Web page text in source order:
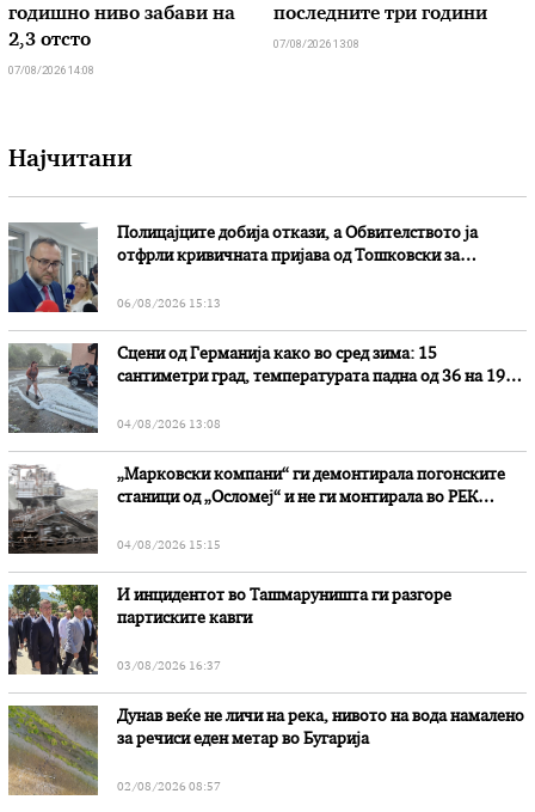
годишно ниво забави на
2,3 отсто
07/08/2026 14:08
последните три години
07/08/2026 13:08
Најчитани
Полицајците добија откази, а Обвителството ја
отфрли кривичната пријава од Тошковски за
06/08/2026 15:13
Сцени од Германија како во сред зима: 15
сантиметри град, температурата падна од 36 на 19
04/08/2026 13:08
„Марковски компани“ ги демонтирала погонските
станици од „Осломеј“ и не ги монтирала во РЕК
04/08/2026 15:15
И инцидентот во Ташмаруништa ги разгоре
партиските кавги
03/08/2026 16:37
Дунав веќе не личи на река, нивото на вода намалено
за речиси еден метар во Бугарија
02/08/2026 08:57